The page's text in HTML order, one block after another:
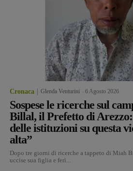
Cronaca Glenda Venturini 6 Agosto 2026
Sospese le ricerche sul
Billal, il Prefetto di Arezzo:
delle istituzioni su questa
alta”
Dopo tre giorni di ricerche a tappeto di Miah
uccise sua figlia e ferì...